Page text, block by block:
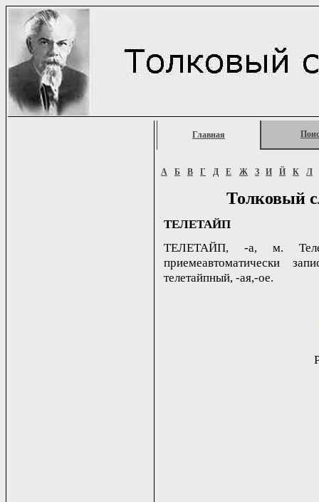
Главная
А Б В Г Д Е Ж З И Й К Л
Толковый
ТЕЛЕТАЙП
ТЕЛЕТАЙП, -а, м.
приемеавтоматически
телетайпный, -ая,-ое.